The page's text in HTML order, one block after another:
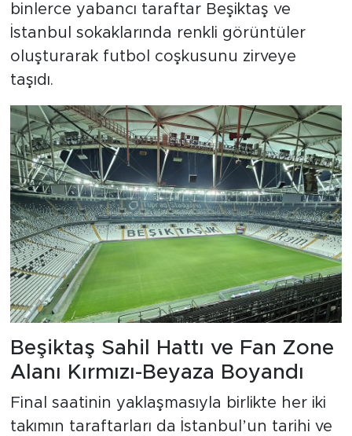
binlerce yabancı taraftar Beşiktaş ve
İstanbul sokaklarında renkli görüntüler
oluşturarak futbol coşkusunu zirveye
taşıdı.
Beşiktaş Sahil Hattı ve Fan Zone
Alanı Kırmızı-Beyaza Boyandı
Final saatinin yaklaşmasıyla birlikte her iki
takımın taraftarları da İstanbul’un tarihi ve